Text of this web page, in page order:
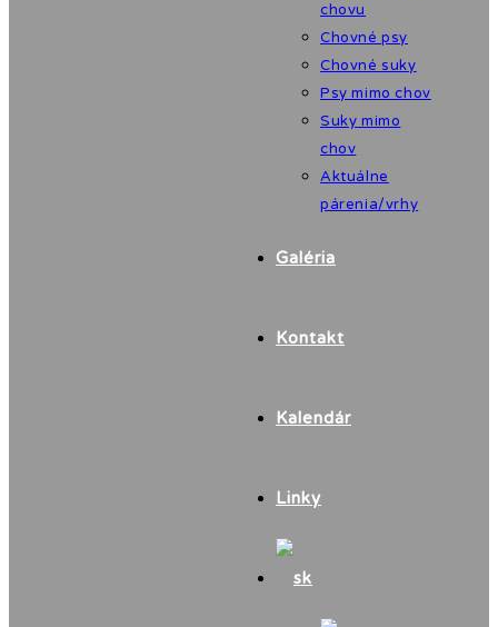
chovu
Chovné psy
Chovné suky
Psy mimo chov
Suky mimo
chov
Aktuálne
párenia/vrhy
Galéria
Kontakt
Kalendár
Linky